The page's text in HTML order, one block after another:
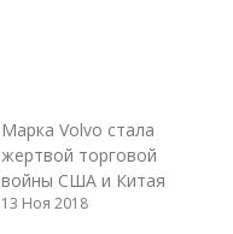
Марка Volvo стала
жертвой торговой
войны США и Китая
13 Ноя 2018